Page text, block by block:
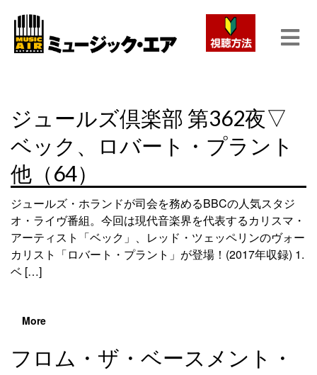
ジュールズ倶楽部 第362夜▽
ベック、ロバート・プラント
他（64）
ジュールズ・ホランドが司会を務めるBBCの人気スタジ
オ・ライヴ番組。今回は現代音楽界を代表するカリスマ・
アーティスト「ベック」、レッド・ツェッペリンのヴォー
カリスト「ロバート・プラント」が登場！(2017年収録) 1.
ベ […]
More
フロム・ザ・ベースメント・